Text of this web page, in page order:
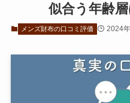
似合う年齢
メンズ財布の口コミ評価 2024